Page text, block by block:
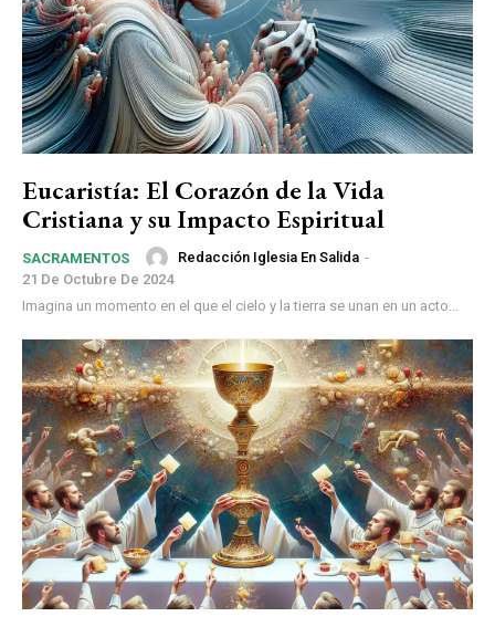
Eucaristía: El Corazón de la Vida
Cristiana y su Impacto Espiritual
SACRAMENTOS Redacción Iglesia En Salida -
21 De Octubre De 2024
Imagina un momento en el que el cielo y la tierra se unan en un acto...